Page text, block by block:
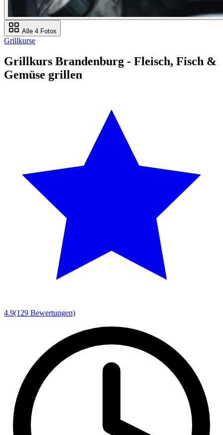
Alle 4 Fotos
Grillkurse
Grillkurs Brandenburg - Fleisch, Fisch &
Gemüse grillen
4.9(129 Bewertungen)